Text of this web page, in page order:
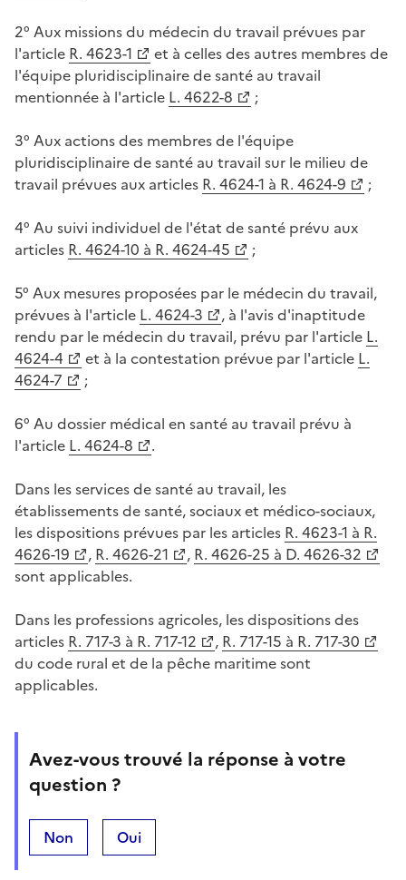
2° Aux missions du médecin du travail prévues par
l'article R. 4623-1
et à celles des autres membres de
l'équipe pluridisciplinaire de santé au travail
mentionnée à l'article L. 4622-8
;
3° Aux actions des membres de l'équipe
pluridisciplinaire de santé au travail sur le milieu de
travail prévues aux articles R. 4624-1 à R. 4624-9
;
4° Au suivi individuel de l'état de santé prévu aux
articles R. 4624-10 à R. 4624-45
;
5° Aux mesures proposées par le médecin du travail,
prévues à l'article L. 4624-3
, à l'avis d'inaptitude
rendu par le médecin du travail, prévu par l'article L.
4624-4
et à la contestation prévue par l'article L.
4624-7
;
6° Au dossier médical en santé au travail prévu à
l'article L. 4624-8
.
Dans les services de santé au travail, les
établissements de santé, sociaux et médico-sociaux,
les dispositions prévues par les articles R. 4623-1 à R.
4626-19
, R. 4626-21 , R. 4626-25 à D. 4626-32
sont applicables.
Dans les professions agricoles, les dispositions des
articles R. 717-3 à R. 717-12 , R. 717-15 à R. 717-30
du code rural et de la pêche maritime sont
applicables.
Avez-vous trouvé la réponse à votre
question ?
Non Oui